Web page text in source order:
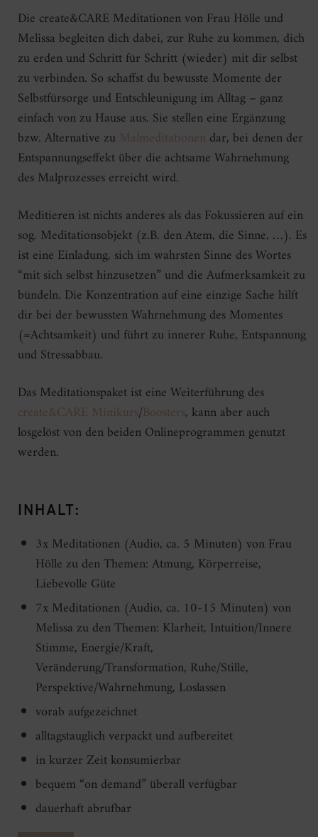
Die create&CARE Meditationen von Frau Hölle und
Melissa begleiten dich dabei, zur Ruhe zu kommen, dich
zu erden und Schritt für Schritt (wieder) mit dir selbst
zu verbinden. So schaffst du bewusste Momente der
Selbstfürsorge und Entschleunigung im Alltag – ganz
einfach von zu Hause aus. Sie stellen eine Ergänzung
bzw. Alternative zu Malmeditationen dar, bei denen der
Entspannungseffekt über die achtsame Wahrnehmung
des Malprozesses erreicht wird.
Meditieren ist nichts anderes als das Fokussieren auf ein
sog. Meditationsobjekt (z.B. den Atem, die Sinne, …). Es
ist eine Einladung, sich im wahrsten Sinne des Wortes
“mit sich selbst hinzusetzen” und die Aufmerksamkeit zu
bündeln. Die Konzentration auf eine einzige Sache hilft
dir bei der bewussten Wahrnehmung des Momentes
(=Achtsamkeit) und führt zu innerer Ruhe, Entspannung
und Stressabbau.
Das Meditationspaket ist eine Weiterführung des
create&CARE Minikurs/Boosters, kann aber auch
losgelöst von den beiden Onlineprogrammen genutzt
werden.
INHALT:
3x Meditationen (Audio, ca. 5 Minuten) von Frau
Hölle zu den Themen: Atmung, Körperreise,
Liebevolle Güte
7x Meditationen (Audio, ca. 10-15 Minuten) von
Melissa zu den Themen: Klarheit, Intuition/Innere
Stimme, Energie/Kraft,
Veränderung/Transformation, Ruhe/Stille,
Perspektive/Wahrnehmung, Loslassen
vorab aufgezeichnet
alltagstauglich verpackt und aufbereitet
in kurzer Zeit konsumierbar
bequem “on demand” überall verfügbar
dauerhaft abrufbar